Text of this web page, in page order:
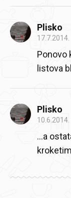
Plisko
17.7.2014.
Ponovo
listova
Plisko
10.6.2014.
...a